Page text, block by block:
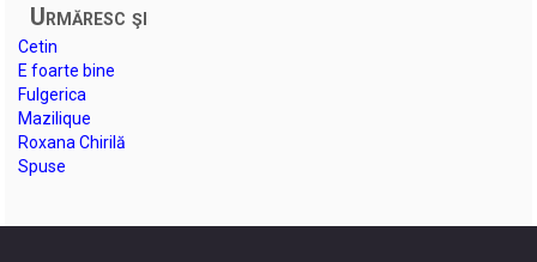
Urmăresc şi
Cetin
E foarte bine
Fulgerica
Mazilique
Roxana Chirilă
Spuse